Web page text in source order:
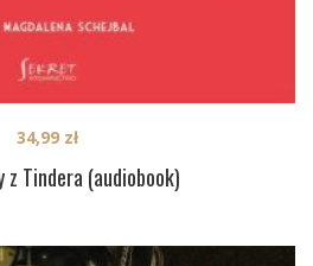
z Tindera (audiobook)
34,99 zł